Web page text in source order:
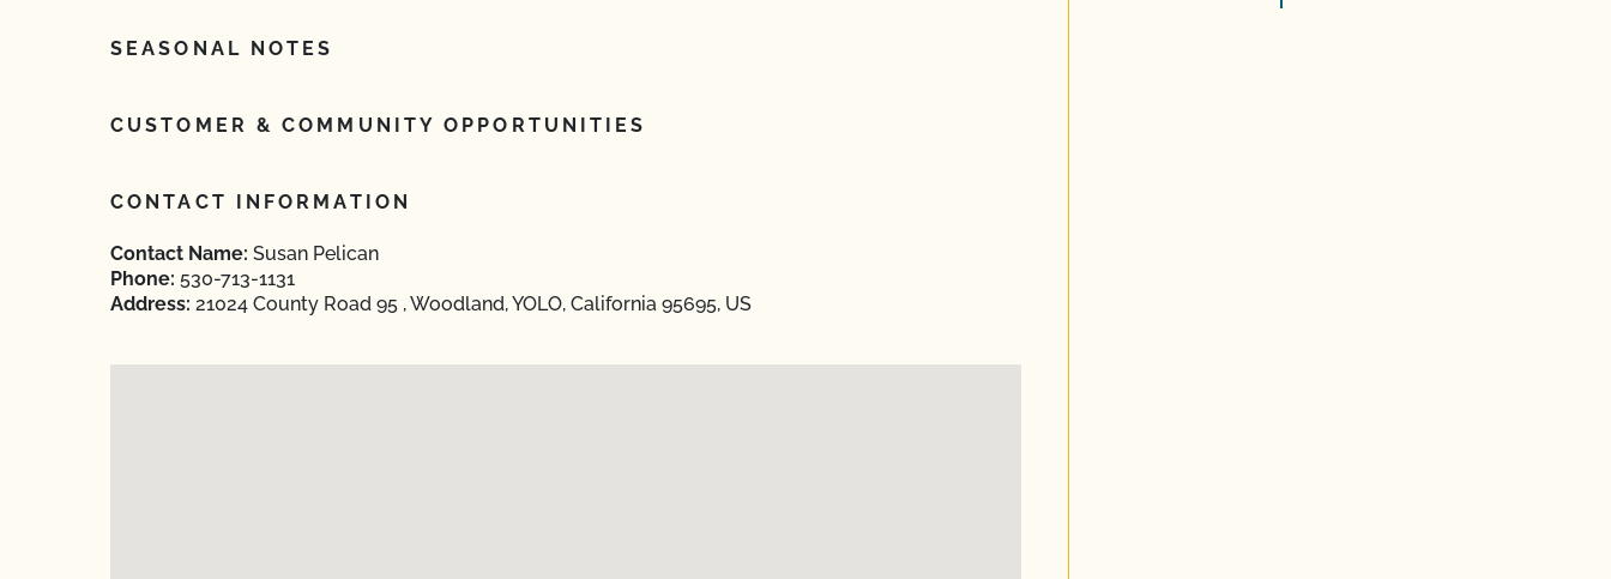
SEASONAL NOTES
CUSTOMER & COMMUNITY OPPORTUNITIES
CONTACT INFORMATION
Contact Name: Susan Pelican
Phone: 530-713-1131
Address: 21024 County Road 95 , Woodland, YOLO, California 95695, US